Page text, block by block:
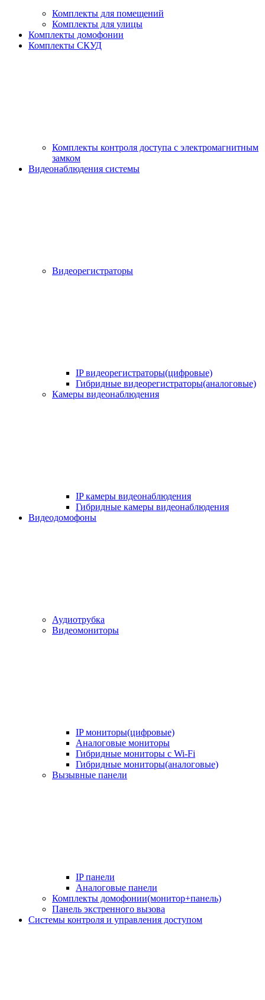
Комплекты для помещений
Комплекты для улицы
Комплекты домофонии
Комплекты СКУД
Комплекты контроля доступа с электромагнитным
замком
Видеонаблюдения системы
Видеорегистраторы
IP видеорегистраторы(цифровые)
Гибридные видеорегистраторы(аналоговые)
Камеры видеонаблюдения
IP камеры видеонаблюдения
Гибридные камеры видеонаблюдения
Видеодомофоны
Аудиотрубка
Видеомониторы
IP мониторы(цифровые)
Аналоговые мониторы
Гибридные мониторы с Wi-Fi
Гибридные мониторы(аналоговые)
Вызывные панели
IP панели
Аналоговые панели
Комплекты домофонии(монитор+панель)
Панель экстренного вызова
Системы контроля и управления доступом